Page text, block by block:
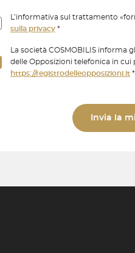
L’informativa sul trattamento
sulla privacy *
La società COSMOBILIS informa
delle Opposizioni telefonica in
https://registrodelleopposizioni.it *
Invia la